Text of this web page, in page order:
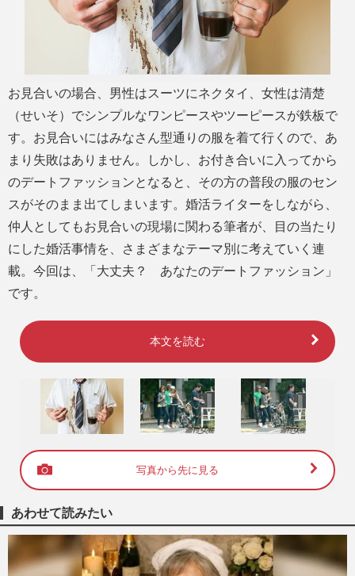
お見合いの場合、男性はスーツにネクタイ、女性は清楚
（せいそ）でシンプルなワンピースやツーピースが鉄板で
す。お見合いにはみなさん型通りの服を着て行くので、あ
まり失敗はありません。しかし、お付き合いに入ってから
のデートファッションとなると、その方の普段の服のセン
スがそのまま出てしまいます。婚活ライターをしながら、
仲人としてもお見合いの現場に関わる筆者が、目の当たり
にした婚活事情を、さまざまなテーマ別に考えていく連
載。今回は、「大丈夫？ あなたのデートファッション」
です。
本文を読む
写真から先に見る
あわせて読みたい